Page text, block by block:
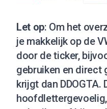
Let op: Om het
je makkelijk op de
door de ticker,
gebruiken en direct
krijgt dan DDOGTA.